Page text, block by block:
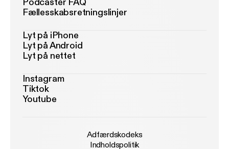
Fællesskabsretningslinjer
Lyt på iPhone
Lyt på Android
Lyt på nettet
Instagram
Tiktok
Youtube
Adfærdskodeks
Indholdspolitik